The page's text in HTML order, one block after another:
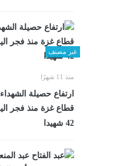
غير مصنف
منذ 11 شهرًا
ارتفاع حصيلة
قطاع غزة منذ فجر
42 شهيدا